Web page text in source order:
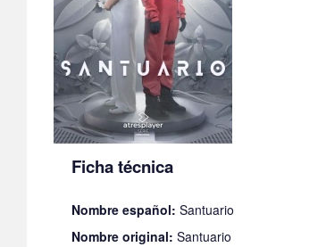
Ficha técnica
Nombre español: Santuario
Nombre original: Santuario